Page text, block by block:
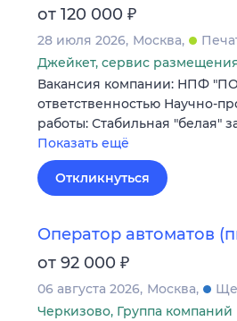
от 120 000 ₽
28 июля 2026 Москва
Джейкет, сервис
Вакансия компании: НПФ
ответственностью Научно-
работы: Стабильная "белая"
Показать ещё
Откликнуться
Оператор автоматов
от 92 000 ₽
06 августа 2026 Москва
Черкизово, Группа компаний